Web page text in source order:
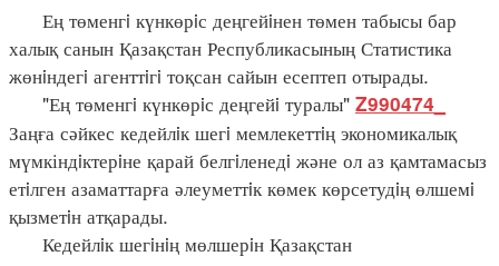
Ең төменгi күнкөрiс деңгейiнен төмен табысы бар
халық санын Қазақстан Республикасының Статистика
жөнiндегi агенттiгi тоқсан сайын есептеп отырады.
"Ең төменгi күнкөрiс деңгейi туралы" Z990474_
Заңға сәйкес кедейлiк шегi мемлекеттiң экономикалық
мүмкіндiктерiне қарай белгiленедi және ол аз қамтамасыз
етiлген азаматтарға әлеуметтiк көмек көрсетудiң өлшемi
қызметiн атқарады.
Кедейлiк шегiнiң мөлшерiн Қазақстан